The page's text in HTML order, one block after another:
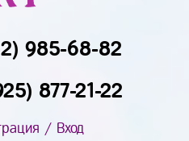
985-68-82
877-21-22
/ Вход